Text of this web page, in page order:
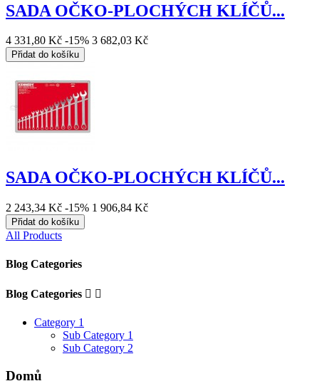
SADA OČKO-PLOCHÝCH KLÍČŮ...
4 331,80 Kč -15% 3 682,03 Kč
Přidat do košíku
SADA OČKO-PLOCHÝCH KLÍČŮ...
2 243,34 Kč -15% 1 906,84 Kč
Přidat do košíku
All Products
Blog Categories
Blog Categories  
Category 1
Sub Category 1
Sub Category 2
Domů